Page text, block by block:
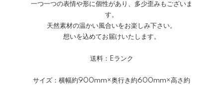
一つ一つの表情や形に個性があり、多少歪みもございま
す。
天然素材の温かい風合いをお楽しみ下さい。
想いを込めてお届けいたします。
送料：Eランク
サイズ：横幅約900mm×奥行き約600mm×高さ約